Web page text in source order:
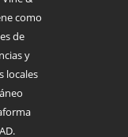
como
de
y
locales